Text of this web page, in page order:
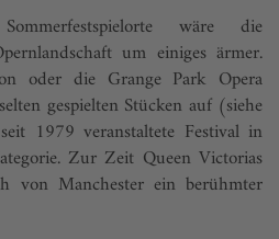
wäre die
um einiges ärmer.
oder die Grange Park Opera
gespielten Stücken auf (siehe
1979 veranstaltete Festival in
Zur Zeit Queen Victorias
von Manchester ein berühmter